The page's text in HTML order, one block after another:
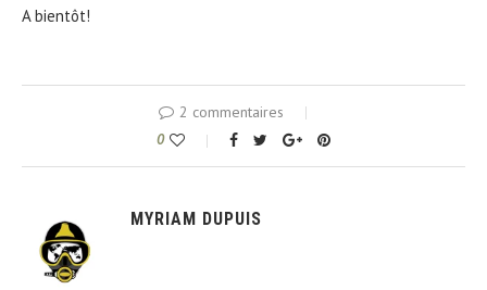
A bientôt!
2 commentaires
0
MYRIAM DUPUIS